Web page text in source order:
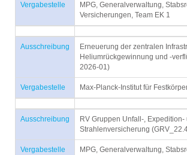
Vergabestelle
MPG, Generalverwaltung,
Versicherungen, Team EK 1
Ausschreibung
Erneuerung der zentralen
Heliumrückgewinnung und -
2026-01)
Vergabestelle Max-Planck-Institut für
Ausschreibung
RV Gruppen Unfall-, Expedition-
Strahlenversicherung
Vergabestelle
MPG, Generalverwaltung,